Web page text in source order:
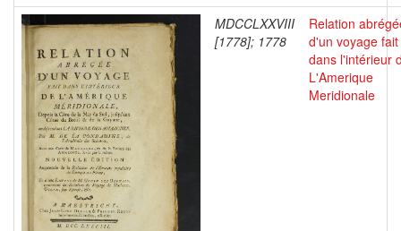
MDCCLXXVIII
[1778]; 1778
Relation
d'un voyage fait
dans l'intérieur
L'Amerique
Meridionale